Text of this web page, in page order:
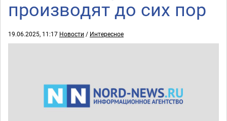
производят до сих пор
19.06.2025, 11:17 Новости / Интересное